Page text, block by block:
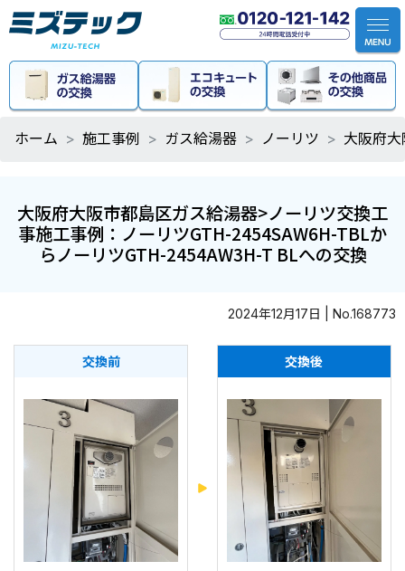
ホーム 施工事例 ガス給湯器 ノーリツ 大阪府
大阪府大阪市都島区ガス給湯器>ノーリツ交換工
事施工事例：ノーリツGTH-2454SAW6H-TBLか
らノーリツGTH-2454AW3H-T BLへの交換
2024年12月17日 | No.168773
交換前 交換後